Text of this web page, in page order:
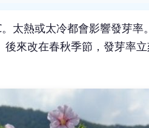
太熱或太冷都會影響發芽率
來改在春秋季節，發芽率